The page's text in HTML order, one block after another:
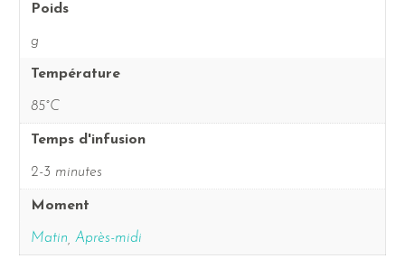
Poids
g
Température
85°C
Temps d'infusion
2-3 minutes
Moment
Matin Après-midi